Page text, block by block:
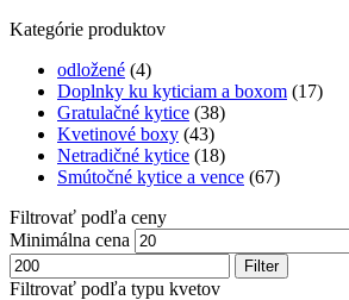
Kategórie produktov
odložené (4)
Doplnky ku kyticiam a boxom (17)
Gratulačné kytice (38)
Kvetinové boxy (43)
Netradičné kytice (18)
Smútočné kytice a vence (67)
Filtrovať podľa ceny
Minimálna cena
Filter
Filtrovať podľa typu kvetov